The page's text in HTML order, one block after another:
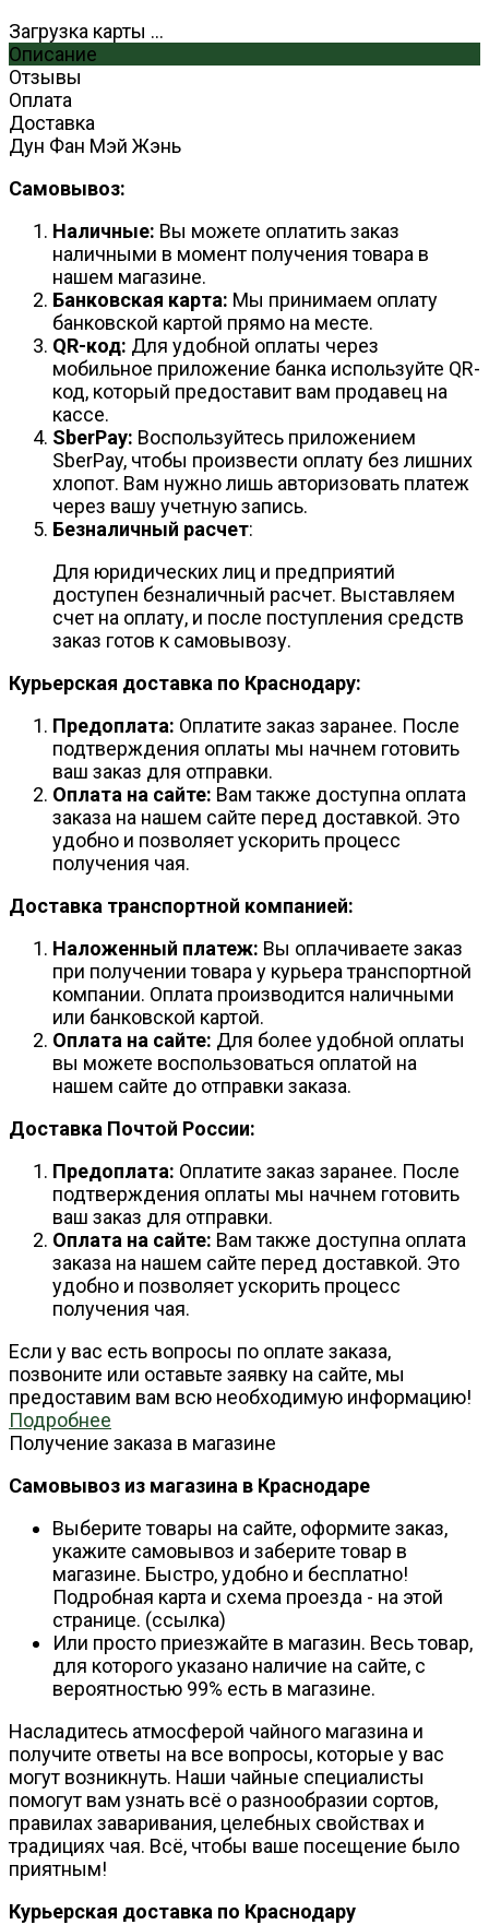
Загрузка карты ...
Описание
Отзывы
Оплата
Доставка
Дун Фан Мэй Жэнь
Самовывоз:
Наличные: Вы можете оплатить заказ
наличными в момент получения товара в
нашем магазине.
Банковская карта: Мы принимаем оплату
банковской картой прямо на месте.
QR-код: Для удобной оплаты через
мобильное приложение банка используйте QR-
код, который предоставит вам продавец на
кассе.
SberPay: Воспользуйтесь приложением
SberPay, чтобы произвести оплату без лишних
хлопот. Вам нужно лишь авторизовать платеж
через вашу учетную запись.
Безналичный расчет:
Для юридических лиц и предприятий
доступен безналичный расчет. Выставляем
счет на оплату, и после поступления средств
заказ готов к самовывозу.
Курьерская доставка по Краснодару:
Предоплата: Оплатите заказ заранее. После
подтверждения оплаты мы начнем готовить
ваш заказ для отправки.
Оплата на сайте: Вам также доступна оплата
заказа на нашем сайте перед доставкой. Это
удобно и позволяет ускорить процесс
получения чая.
Доставка транспортной компанией:
Наложенный платеж: Вы оплачиваете заказ
при получении товара у курьера транспортной
компании. Оплата производится наличными
или банковской картой.
Оплата на сайте: Для более удобной оплаты
вы можете воспользоваться оплатой на
нашем сайте до отправки заказа.
Доставка Почтой России:
Предоплата: Оплатите заказ заранее. После
подтверждения оплаты мы начнем готовить
ваш заказ для отправки.
Оплата на сайте: Вам также доступна оплата
заказа на нашем сайте перед доставкой. Это
удобно и позволяет ускорить процесс
получения чая.
Если у вас есть вопросы по оплате заказа,
позвоните или оставьте заявку на сайте, мы
предоставим вам всю необходимую информацию!
Подробнее
Получение заказа в магазине
Самовывоз из магазина в Краснодаре
Выберите товары на сайте, оформите заказ,
укажите самовывоз и заберите товар в
магазине. Быстро, удобно и бесплатно!
Подробная карта и схема проезда - на этой
странице. (ссылка)
Или просто приезжайте в магазин. Весь товар,
для которого указано наличие на сайте, с
вероятностью 99% есть в магазине.
Насладитесь атмосферой чайного магазина и
получите ответы на все вопросы, которые у вас
могут возникнуть. Наши чайные специалисты
помогут вам узнать всё о разнообразии сортов,
правилах заваривания, целебных свойствах и
традициях чая. Всё, чтобы ваше посещение было
приятным!
Курьерская доставка по Краснодару